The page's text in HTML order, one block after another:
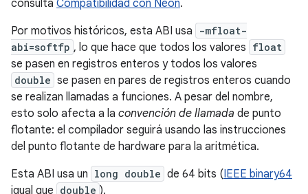
consulta Compatibilidad con Neon.
Por motivos históricos, esta ABI usa
-mfloat-
abi=softfp , lo que hace que todos los valores float
se pasen en registros enteros y todos los valores
double se pasen en pares de registros enteros cuando
se realizan llamadas a funciones. A pesar del nombre,
esto solo afecta a la convención de llamada de punto
flotante: el compilador seguirá usando las instrucciones
del punto flotante de hardware para la aritmética.
Esta ABI usa un long double de 64 bits (IEEE binary64
igual que double ).